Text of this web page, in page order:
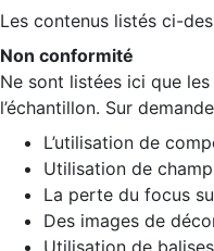
Les contenus listés ci-
Non conformité
Ne sont listées ici que
l’échantillon. Sur
L’utilisation de
Utilisation de
La perte du focus
Des images de
Utilisation de